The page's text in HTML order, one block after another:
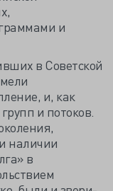
и
в Советской
и, как
и потоков.
наличии
в